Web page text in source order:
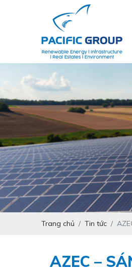
Trang chủ Tin tức
AZEC –